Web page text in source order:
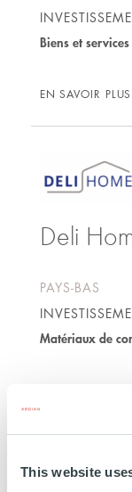
This website
Biens et
EN SAVOIR PLUS
Deli
PAYS-BAS
Matériaux de